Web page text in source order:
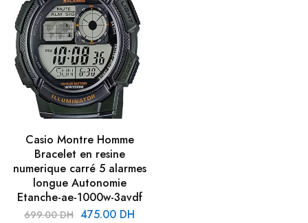
Casio Montre Homme
Bracelet en resine
numerique carré 5 alarmes
longue Autonomie
Etanche-ae-1000w-3avdf
699.00DH 475.00 DH